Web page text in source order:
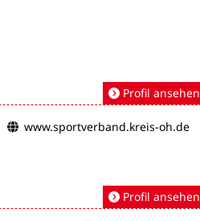
Profil ansehen
www.sportverband.kreis-oh.de
Profil ansehen